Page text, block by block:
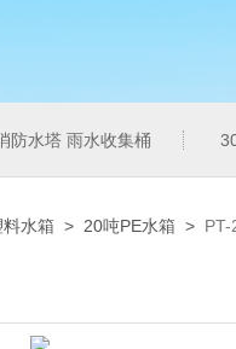
防水塔 雨水收集桶
水箱 > 20吨PE水箱 >